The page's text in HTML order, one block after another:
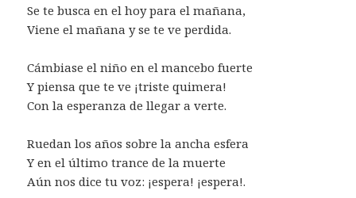
Se te busca en el hoy para el mañana,
Viene el mañana y se te ve perdida.
Cámbiase el niño en el mancebo fuerte
Y piensa que te ve ¡triste quimera!
Con la esperanza de llegar a verte.
Ruedan los años sobre la ancha esfera
Y en el último trance de la muerte
Aún nos dice tu voz: ¡espera! ¡espera!.